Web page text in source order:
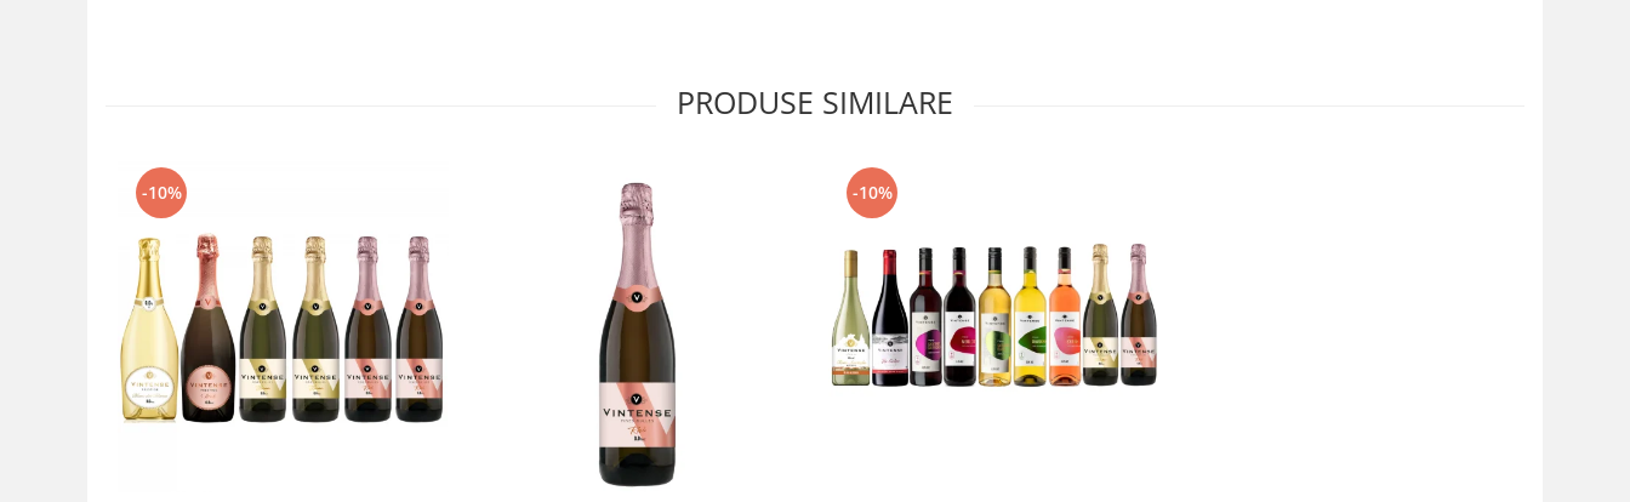
PRODUSE SIMILARE
-10% -10%